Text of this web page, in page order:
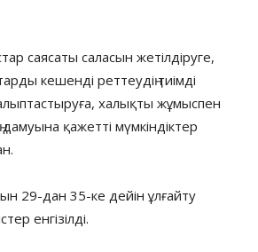
саясаты саласын жетілдіруге,
кешенді реттеудің тиімді
халықты жұмыспен
қажетті мүмкіндіктер
29-дан 35-ке дейін ұлғайту
енгізілді.